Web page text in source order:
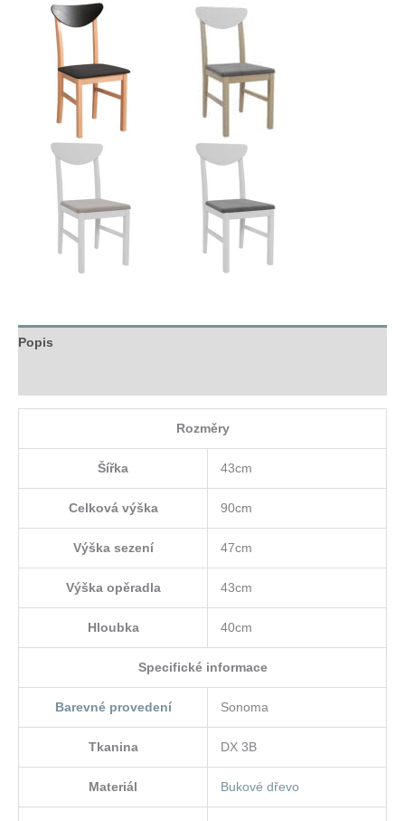
Popis
Rozměry
Šířka 43cm
Celková výška 90cm
Výška sezení 47cm
Výška opěradla 43cm
Hloubka 40cm
Specifické informace
Barevné provedení Sonoma
Tkanina DX 3B
Materiál Bukové dřevo